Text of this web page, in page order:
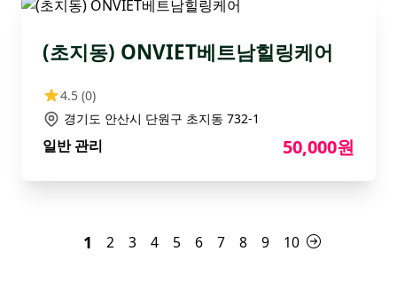
(초지동) ONVIET베트남힐링케어
4.5 (0)
경기도 안산시 단원구 초지동 732-1
일반 관리 50,000원
1 2 3 4 5 6 7 8 9 10